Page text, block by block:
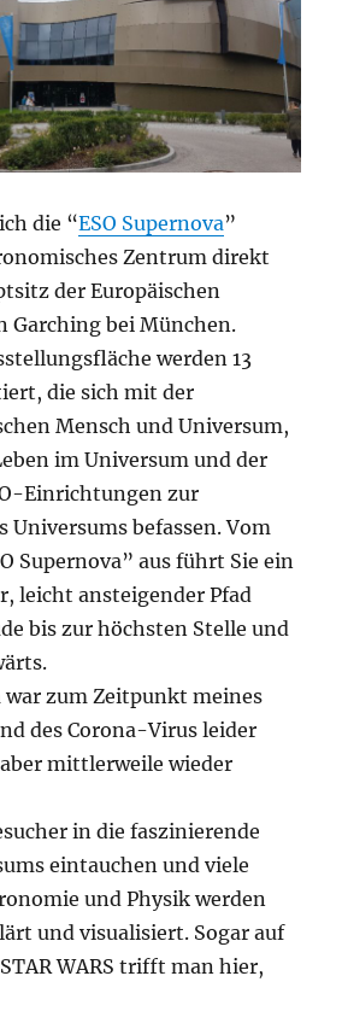
die “ESO Supernova”
Zentrum direkt
der Europäischen
Garching bei München.
werden 13
die sich mit der
Mensch und Universum,
im Universum und der
Einrichtungen zur
Universums befassen. Vom
Supernova” aus führt Sie ein
leicht ansteigender Pfad
bis zur höchsten Stelle und
war zum Zeitpunkt meines
des Corona-Virus leider
mittlerweile wieder
in die faszinierende
eintauchen und viele
und Physik werden
und visualisiert. Sogar auf
WARS trifft man hier,